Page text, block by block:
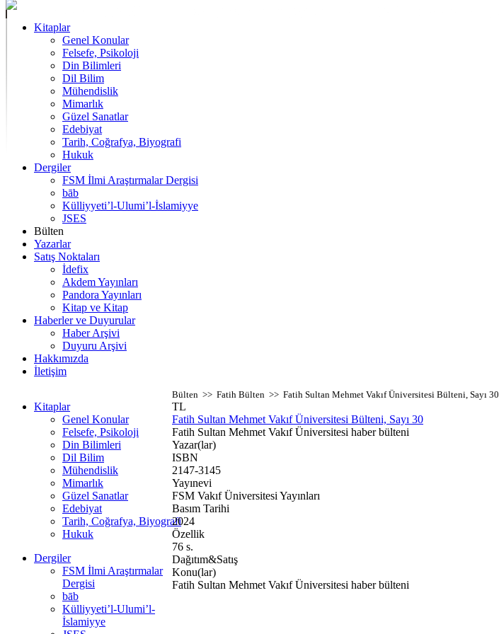
Kitaplar
Genel Konular
Felsefe, Psikoloji
Din Bilimleri
Dil Bilim
Mühendislik
Mimarlık
Güzel Sanatlar
Edebiyat
Tarih, Coğrafya, Biyografi
Hukuk
Dergiler
FSM İlmi Araştırmalar Dergisi
bāb
Külliyyeti’l-Ulumi’l-İslamiyye
JSES
Bülten
Yazarlar
Satış Noktaları
İdefix
Akdem Yayınları
Pandora Yayınları
Kitap ve Kitap
Haberler ve Duyurular
Haber Arşivi
Duyuru Arşivi
Hakkımızda
İletişim
Kitaplar
Genel Konular
Felsefe, Psikoloji
Din Bilimleri
Dil Bilim
Mühendislik
Mimarlık
Güzel Sanatlar
Edebiyat
Tarih, Coğrafya, Biyografi
Hukuk
Dergiler
FSM İlmi Araştırmalar
Dergisi
bāb
Külliyyeti’l-Ulumi’l-
İslamiyye
Bülten >> Fatih Bülten >> Fatih Sultan Mehmet Vakıf Üniversitesi Bülteni, Sayı 30
TL
Fatih Sultan Mehmet Vakıf Üniversitesi Bülteni, Sayı 30
Fatih Sultan Mehmet Vakıf Üniversitesi haber bülteni
Yazar(lar)
ISBN
2147-3145
Yayınevi
FSM Vakıf Üniversitesi Yayınları
Basım Tarihi
2024
Özellik
76 s.
Dağıtım&Satış
Konu(lar)
Fatih Sultan Mehmet Vakıf Üniversitesi haber bülteni